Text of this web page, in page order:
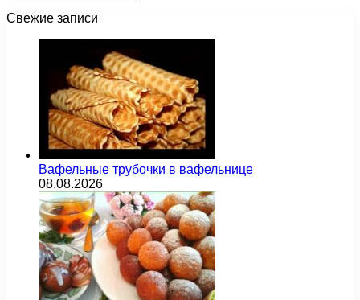
Свежие записи
Вафельные трубочки в вафельнице
08.08.2026